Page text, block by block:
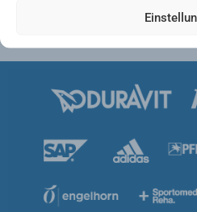
Hier eine Anleitung zur